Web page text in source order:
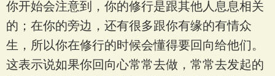
你开始会注意到，你的修行是跟其他人息息相关
的；在你的旁边，还有很多跟你有缘的有情众
生，所以你在修行的时候会懂得要回向给他们。
这表示说如果你回向心常常去做，常常去发起的